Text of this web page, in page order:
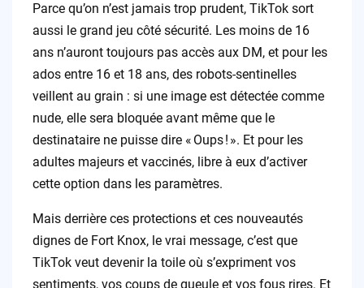
Parce qu’on n’est jamais trop prudent, TikTok sort
aussi le grand jeu côté sécurité. Les moins de 16
ans n’auront toujours pas accès aux DM, et pour les
ados entre 16 et 18 ans, des robots-sentinelles
veillent au grain : si une image est détectée comme
nude, elle sera bloquée avant même que le
destinataire ne puisse dire « Oups ! ». Et pour les
adultes majeurs et vaccinés, libre à eux d’activer
cette option dans les paramètres.
Mais derrière ces protections et ces nouveautés
dignes de Fort Knox, le vrai message, c’est que
TikTok veut devenir la toile où s’expriment vos
sentiments, vos coups de gueule et vos fous rires. Et